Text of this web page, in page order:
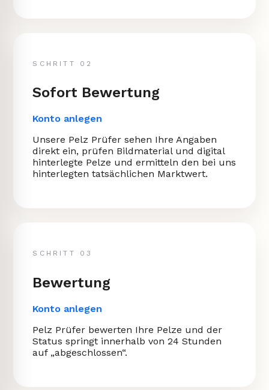
SCHRITT 02
Sofort Bewertung
Konto anlegen
Unsere Pelz Prüfer sehen Ihre Angaben
direkt ein, prüfen Bildmaterial und digital
hinterlegte Pelze und ermitteln den bei uns
hinterlegten tatsächlichen Marktwert.
SCHRITT 03
Bewertung
Konto anlegen
Pelz Prüfer bewerten Ihre Pelze und der
Status springt innerhalb von 24 Stunden
auf „abgeschlossen“.